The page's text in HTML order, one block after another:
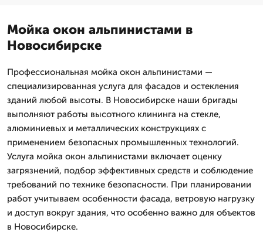
Мойка окон альпинистами в
Новосибирске
Профессиональная мойка окон альпинистами —
специализированная услуга для фасадов и остекления
зданий любой высоты. В Новосибирске наши бригады
выполняют работы высотного клининга на стекле,
алюминиевых и металлических конструкциях с
применением безопасных промышленных технологий.
Услуга мойка окон альпинистами включает оценку
загрязнений, подбор эффективных средств и соблюдение
требований по технике безопасности. При планировании
работ учитываем особенности фасада, ветровую нагрузку
и доступ вокруг здания, что особенно важно для объектов
в Новосибирске.